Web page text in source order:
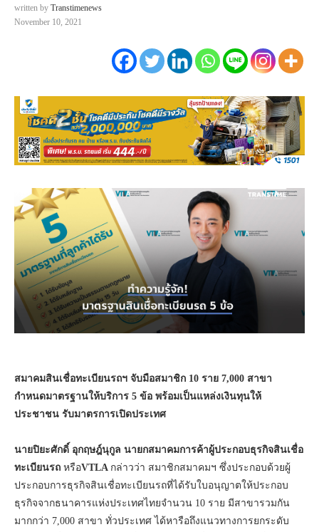
written by Transtimenews
November 10, 2021
สมาคมสินเชื่อทะเบียนรถฯ จับมือสมาชิก 10 ราย 7,000 สาขา
กำหนดมาตรฐานให้บริการ 5 ข้อ พร้อมเป็นแหล่งเงินทุนให้
ประชาชน รับมาตรการเปิดประเทศ
นายปิยะศักดิ์ อุกฤษฎ์นุกูล นายกสมาคมการค้าผู้ประกอบธุรกิจสินเชื่อ
ทะเบียนรถ หรือVTLA กล่าวว่า สมาชิกสมาคมฯ ซึ่งประกอบด้วยผู้
ประกอบการธุรกิจสินเชื่อทะเบียนรถที่ได้รับใบอนุญาตให้ประกอบ
ธุรกิจจากธนาคารแห่งประเทศไทยจำนวน 10 ราย มีสาขารวมกัน
มากกว่า 7,000 สาขา ทั่วประเทศ ได้หารือถึงแนวทางการยกระดับ